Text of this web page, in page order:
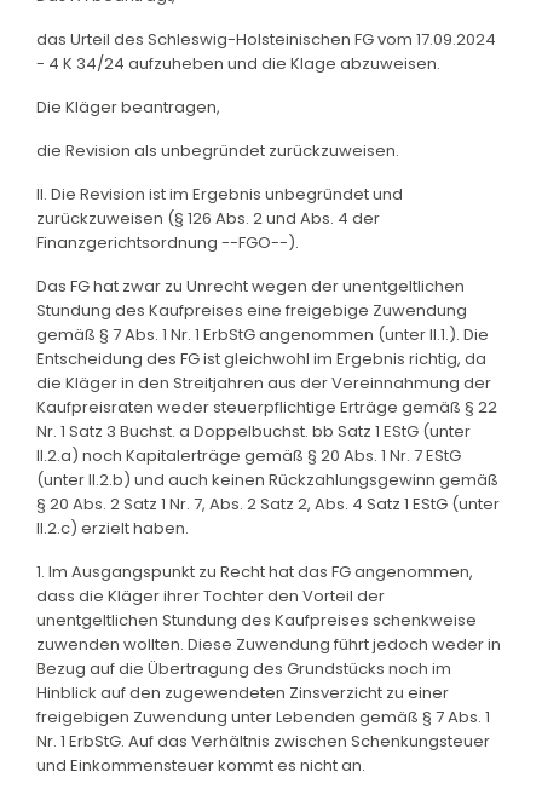
das Urteil des Schleswig-Holsteinischen FG vom 17.09.2024
- 4 K 34/24 aufzuheben und die Klage abzuweisen.
Die Kläger beantragen,
die Revision als unbegründet zurückzuweisen.
II. Die Revision ist im Ergebnis unbegründet und
zurückzuweisen (§ 126 Abs. 2 und Abs. 4 der
Finanzgerichtsordnung --FGO--).
Das FG hat zwar zu Unrecht wegen der unentgeltlichen
Stundung des Kaufpreises eine freigebige Zuwendung
gemäß § 7 Abs. 1 Nr. 1 ErbStG angenommen (unter II.1.). Die
Entscheidung des FG ist gleichwohl im Ergebnis richtig, da
die Kläger in den Streitjahren aus der Vereinnahmung der
Kaufpreisraten weder steuerpflichtige Erträge gemäß § 22
Nr. 1 Satz 3 Buchst. a Doppelbuchst. bb Satz 1 EStG (unter
II.2.a) noch Kapitalerträge gemäß § 20 Abs. 1 Nr. 7 EStG
(unter II.2.b) und auch keinen Rückzahlungsgewinn gemäß
§ 20 Abs. 2 Satz 1 Nr. 7, Abs. 2 Satz 2, Abs. 4 Satz 1 EStG (unter
II.2.c) erzielt haben.
1. Im Ausgangspunkt zu Recht hat das FG angenommen,
dass die Kläger ihrer Tochter den Vorteil der
unentgeltlichen Stundung des Kaufpreises schenkweise
zuwenden wollten. Diese Zuwendung führt jedoch weder in
Bezug auf die Übertragung des Grundstücks noch im
Hinblick auf den zugewendeten Zinsverzicht zu einer
freigebigen Zuwendung unter Lebenden gemäß § 7 Abs. 1
Nr. 1 ErbStG. Auf das Verhältnis zwischen Schenkungsteuer
und Einkommensteuer kommt es nicht an.